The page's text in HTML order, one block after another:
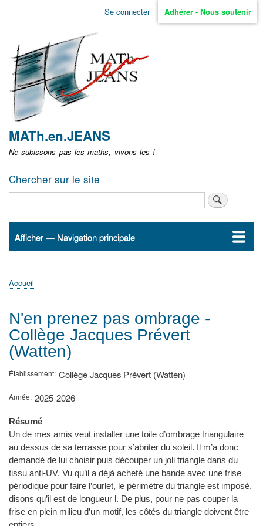
Aller
non
identifié
Se connecter Adhérer - Nous soutenir
MATh.en.JEANS
Ne subissons pas les maths, vivons les !
Chercher sur le site
Navigation
Afficher — Navigation principale
Accueil
ActualitésMATh.en.JEANS ?
Régions et Ateliers
Créer, gérer un atelier
Sujets/Publications
Congrès
d'Ariane
Accueil
N'en prenez pas ombrage -
Collège Jacques Prévert
(Watten)
Établissement Collège Jacques Prévert (Watten)
Année 2025-2026
Résumé
Un de mes amis veut installer une toile d’ombrage triangulaire
au dessus de sa terrasse pour s’abriter du soleil. Il m’a donc
demandé de lui choisir puis découper un joli triangle dans du
tissu anti-UV. Vu qu’il a déjà acheté une bande avec une frise
périodique pour faire l’ourlet, le périmètre du triangle est imposé,
disons qu’il est de longueur l. De plus, pour ne pas couper la
frise en plein milieu d’un motif, les côtés du triangle doivent être